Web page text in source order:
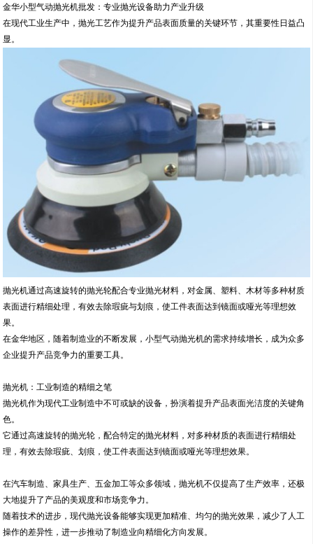
金华小型气动抛光机批发：专业抛光设备助力产业升级
在现代工业生产中，抛光工艺作为提升产品表面质量的关键环节，其重要性日益凸
显。
抛光机通过高速旋转的抛光轮配合专业抛光材料，对金属、塑料、木材等多种材质
表面进行精细处理，有效去除瑕疵与划痕，使工件表面达到镜面或哑光等理想效
果。
在金华地区，随着制造业的不断发展，小型气动抛光机的需求持续增长，成为众多
企业提升产品竞争力的重要工具。
抛光机：工业制造的精细之笔
抛光机作为现代工业制造中不可或缺的设备，扮演着提升产品表面光洁度的关键角
色。
它通过高速旋转的抛光轮，配合特定的抛光材料，对多种材质的表面进行精细处
理，有效去除瑕疵、划痕，使工件表面达到镜面或哑光等理想效果。
在汽车制造、家具生产、五金加工等众多领域，抛光机不仅提高了生产效率，还极
大地提升了产品的美观度和市场竞争力。
随着技术的进步，现代抛光设备能够实现更加精准、均匀的抛光效果，减少了人工
操作的差异性，进一步推动了制造业向精细化方向发展。